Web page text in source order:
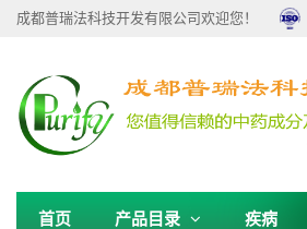
成都普瑞法科技开发有限公司欢迎您！
首页 产品目录 疾病